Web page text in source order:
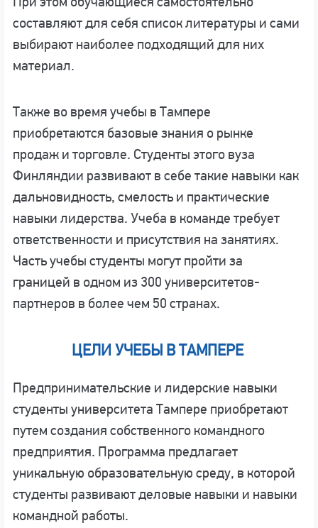
составляют для себя список литературы и сами
выбирают наиболее подходящий для них
материал.
Также во время учебы в Тампере
приобретаются базовые знания о рынке
продаж и торговле. Студенты этого вуза
Финляндии развивают в себе такие навыки как
дальновидность, смелость и практические
навыки лидерства. Учеба в команде требует
ответственности и присутствия на занятиях.
Часть учебы студенты могут пройти за
границей в одном из 300 университетов-
партнеров в более чем 50 странах.
ЦЕЛИ УЧЕБЫ В ТАМПЕРЕ
Предпринимательские и лидерские навыки
студенты университета Тампере приобретают
путем создания собственного командного
предприятия. Программа предлагает
уникальную образовательную среду, в которой
студенты развивают деловые навыки и навыки
командной работы.